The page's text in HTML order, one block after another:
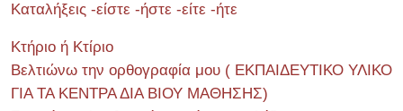
Καταλήξεις -είστε -ήστε -είτε -ήτε
Κτήριο ή Κτίριο
Βελτιώνω την ορθογραφία μου ( ΕΚΠΑΙΔΕΥΤΙΚΟ ΥΛΙΚΟ
ΓΙΑ ΤΑ ΚΕΝΤΡΑ ΔΙΑ ΒΙΟΥ ΜΑΘΗΣΗΣ)